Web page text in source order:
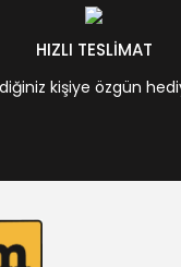
HIZLI TESLİMAT
kişiye özgün